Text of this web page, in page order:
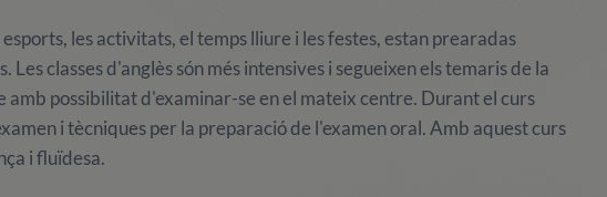
les activitats, el temps lliure i les festes, estan prearadas
Les classes d'anglès són més intensives i segueixen els temaris de la
possibilitat d'examinar-se en el mateix centre. Durant el curs
i tècniques per la preparació de l'examen oral. Amb aquest curs
i fluïdesa.